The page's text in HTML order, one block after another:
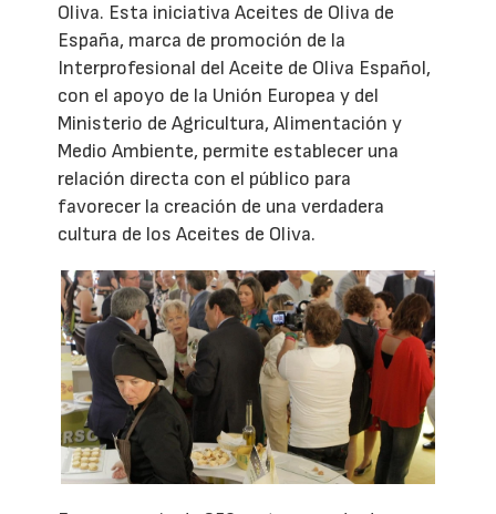
Oliva. Esta iniciativa Aceites de Oliva de
España, marca de promoción de la
Interprofesional del Aceite de Oliva Español,
con el apoyo de la Unión Europea y del
Ministerio de Agricultura, Alimentación y
Medio Ambiente, permite establecer una
relación directa con el público para
favorecer la creación de una verdadera
cultura de los Aceites de Oliva.